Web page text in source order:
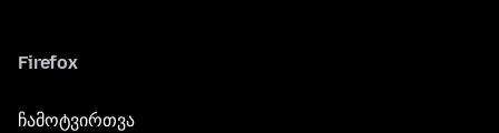
Firefox
ჩამოტვირთვა